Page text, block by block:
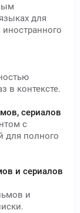
для
в контексте.
сериалов
с
для полного
и сериалов
и